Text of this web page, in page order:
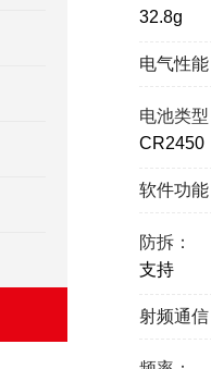
32.8g
电气性能
电池类
CR2450
软件功能
防拆：
支持
射频通信